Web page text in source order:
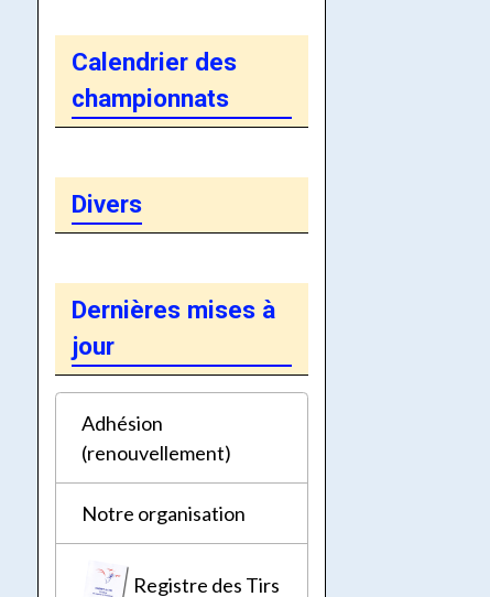
Calendrier des
championnats
Divers
Dernières mises à
jour
Adhésion
(renouvellement)
Notre organisation
Registre des Tirs